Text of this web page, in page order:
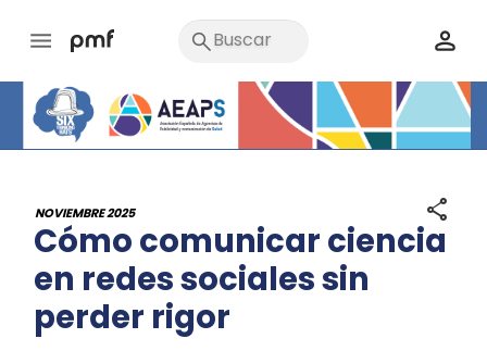
share
NOVIEMBRE 2025
Cómo comunicar ciencia
en redes sociales sin
perder rigor